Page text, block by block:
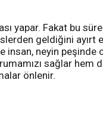
yapar. Fakat bu
geldiğini
insan, neyin
sağlar hem
önlenir.